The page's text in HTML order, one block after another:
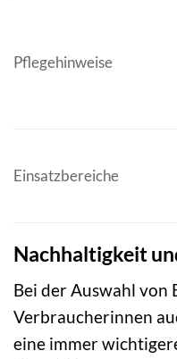
Pflegehinweise
Einsatzbereiche
Nachhaltigkeit
Bei der Auswahl von
Verbraucherinnen
eine immer